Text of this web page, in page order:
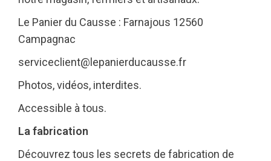
Le Panier du Causse : Farnajous 12560
Campagnac
serviceclient@lepanierducausse.fr
Photos, vidéos, interdites.
Accessible à tous.
La fabrication
Découvrez tous les secrets de fabrication de